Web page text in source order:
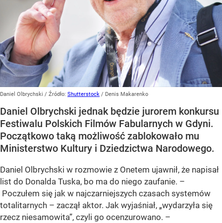
Daniel Olbrychski / Źródło: Shutterstock / Denis Makarenko
Daniel Olbrychski jednak będzie jurorem konkursu
Festiwalu Polskich Filmów Fabularnych w Gdyni.
Początkowo taką możliwość zablokowało mu
Ministerstwo Kultury i Dziedzictwa Narodowego.
Daniel Olbrychski w rozmowie z Onetem ujawnił, że napisał
list do Donalda Tuska, bo ma do niego zaufanie. –
Poczułem się jak w najczarniejszych czasach systemów
totalitarnych – zaczął aktor. Jak wyjaśniał, „wydarzyła się
rzecz niesamowita”, czyli go ocenzurowano. –